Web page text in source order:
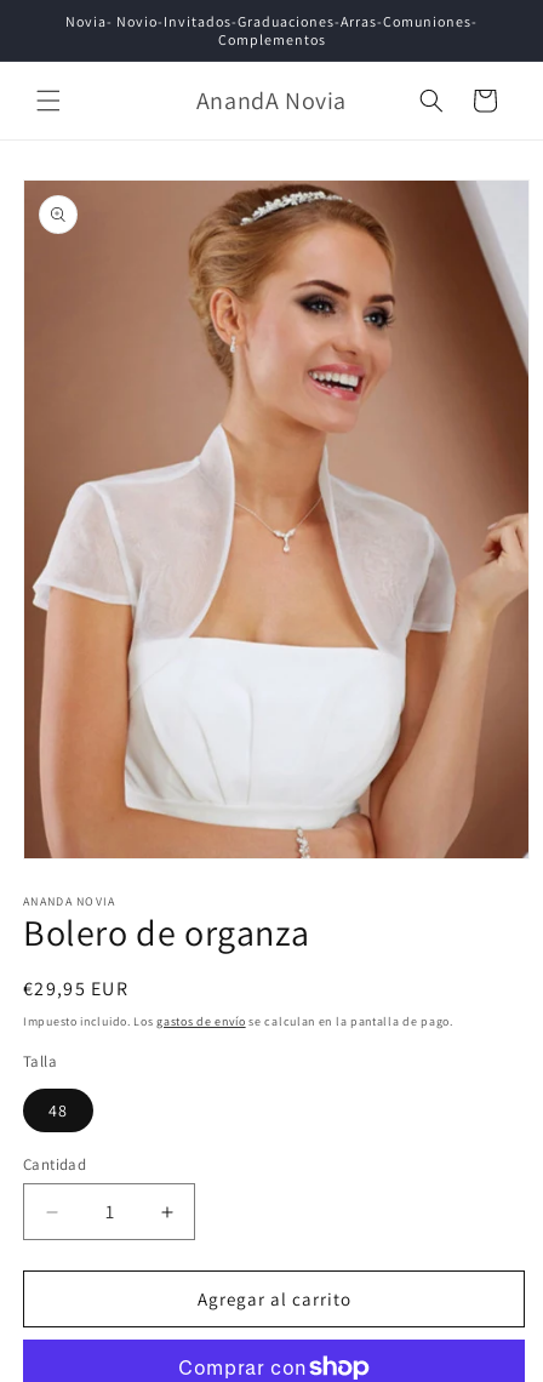
directamente
Novia- Novio-Invitados-Graduaciones-Arras-Comuniones-
Complementos
AnandA Novia Carrito
directamente
a la
información
multimedia
1
en
modal
ANANDA NOVIA
Bolero de organza
Precio
habitual
€29,95 EUR
Impuesto incluido. Losgastos de envío se calculan en la pantalla de pago.
Talla
48
Cantidad
Reducir
cantidad
para
de
Aumentar
cantidad
para
Bolero
de
Agregar al carrito